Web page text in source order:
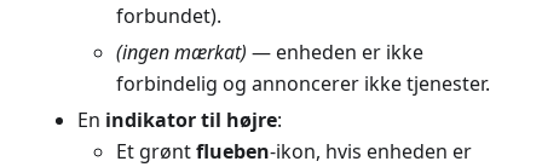
forbundet).
(ingen mærkat) — enheden er ikke
forbindelig og annoncerer ikke tjenester.
En indikator til højre:
Et grøntflueben-ikon, hvis enheden er